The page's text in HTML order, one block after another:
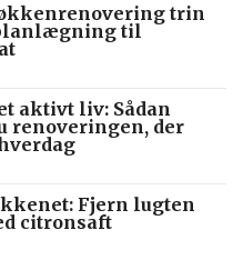
trin
til
aktivt liv: Sådan
renoveringen, der
Fjern lugten
citronsaft